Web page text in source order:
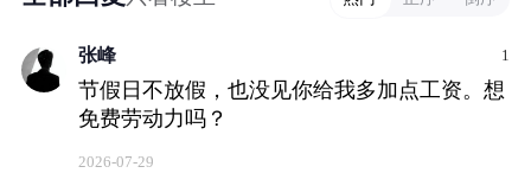
张峰 1
节假日不放假，也没见你给我多加点工资。想
免费劳动力吗？
2026-07-29